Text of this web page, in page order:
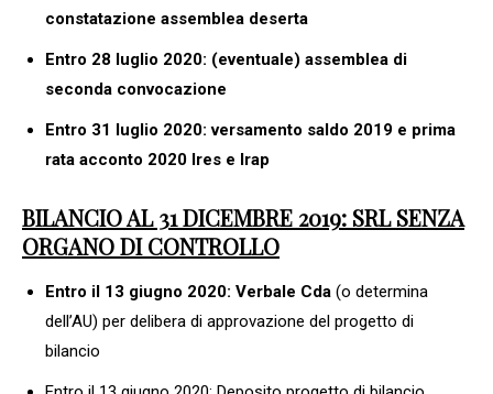
constatazione assemblea deserta
Entro 28 luglio 2020: (eventuale) assemblea di
seconda convocazione
Entro 31 luglio 2020: versamento saldo 2019 e prima
rata acconto 2020 Ires e Irap
BILANCIO AL 31 DICEMBRE 2019: SRL SENZA
ORGANO DI CONTROLLO
Entro il 13 giugno 2020: Verbale Cda (o determina
dell’AU) per delibera di approvazione del progetto di
bilancio